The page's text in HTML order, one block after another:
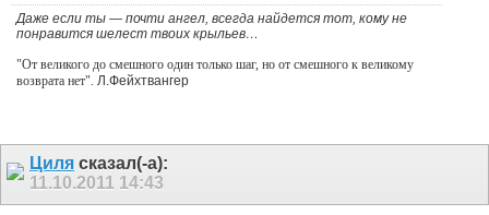
Даже если ты — почти ангел, всегда найдется тот, кому не
понравится шелест твоих крыльев…
"От великого до смешного один только шаг, но от смешного к великому
возврата нет". Л.Фейхтвангер
Циля сказал(-а):
11.10.2011 14:43